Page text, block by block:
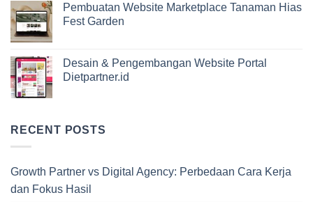
Pembuatan Website Marketplace Tanaman Hias
Fest Garden
Desain & Pengembangan Website Portal
Dietpartner.id
RECENT POSTS
Growth Partner vs Digital Agency: Perbedaan Cara Kerja
dan Fokus Hasil